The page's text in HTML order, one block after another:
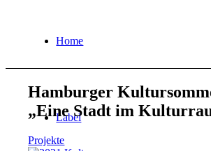
Home
Label
Hamburger
„Eine Stadt im
Projekte